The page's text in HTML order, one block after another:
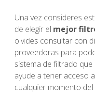
Una vez consideres
de elegir el mejor
olvides consultar con
proveedoras para
sistema de filtrado
ayude a tener acceso
cualquier momento del